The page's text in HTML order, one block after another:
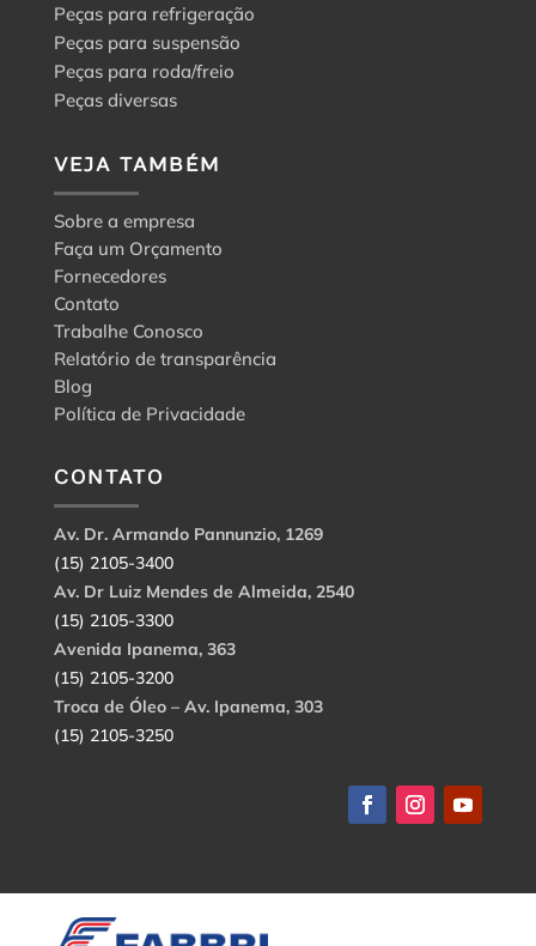
Peças para refrigeração
Peças para suspensão
Peças para roda/freio
Peças diversas
VEJA TAMBÉM
Sobre a empresa
Faça um Orçamento
Fornecedores
Contato
Trabalhe Conosco
Relatório de transparência
Blog
Política de Privacidade
CONTATO
Av. Dr. Armando Pannunzio, 1269
(15) 2105-3400
Av. Dr Luiz Mendes de Almeida, 2540
(15) 2105-3300
Avenida Ipanema, 363
(15) 2105-3200
Troca de Óleo – Av. Ipanema, 303
(15) 2105-3250